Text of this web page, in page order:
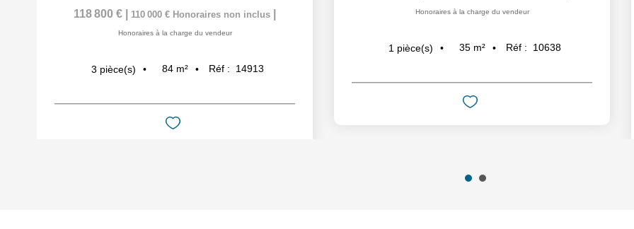
118 800 € 110 000 € Honoraires non inclus
Honoraires à la charge du vendeur
3 pièce(s) 84 m² Réf : 14913
Honoraires à la charge du vendeur
1 pièce(s) 35 m² Réf : 10638